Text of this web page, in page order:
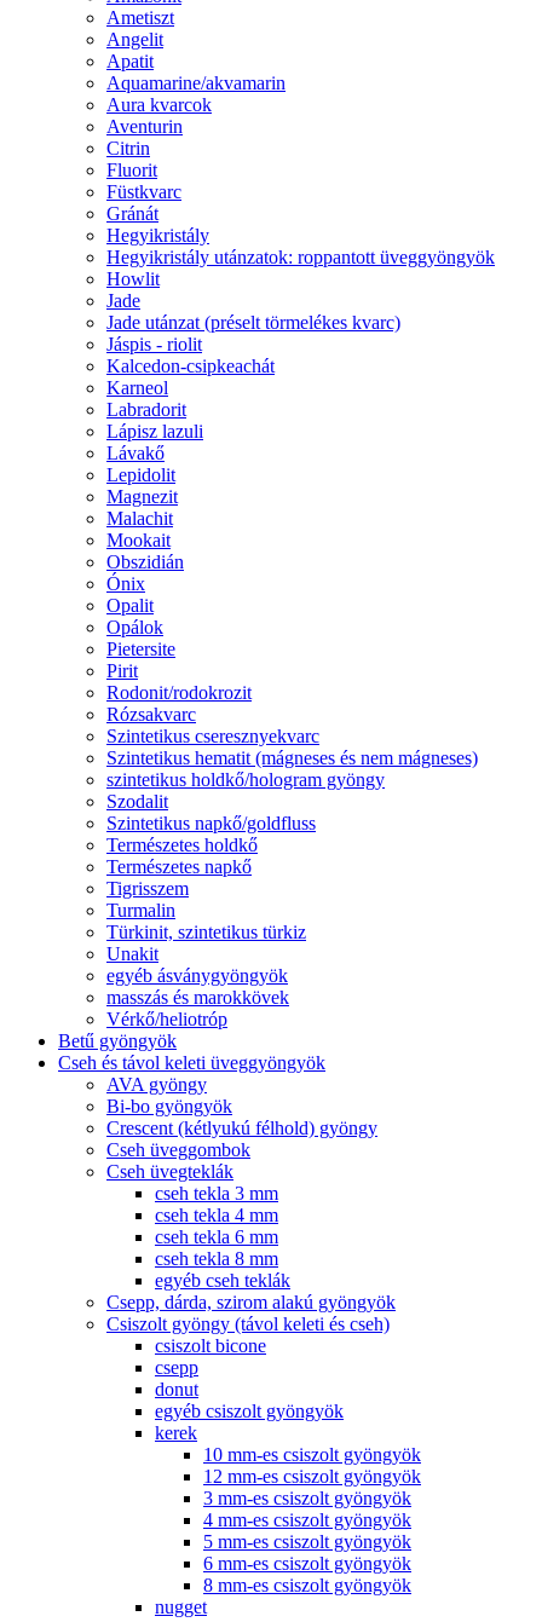
Ametiszt
Angelit
Apatit
Aquamarine/akvamarin
Aura kvarcok
Aventurin
Citrin
Fluorit
Füstkvarc
Gránát
Hegyikristály
Hegyikristály utánzatok: roppantott üveggyöngyök
Howlit
Jade
Jade utánzat (préselt törmelékes kvarc)
Jáspis - riolit
Kalcedon-csipkeachát
Karneol
Labradorit
Lápisz lazuli
Lávakő
Lepidolit
Magnezit
Malachit
Mookait
Obszidián
Ónix
Opalit
Opálok
Pietersite
Pirit
Rodonit/rodokrozit
Rózsakvarc
Szintetikus cseresznyekvarc
Szintetikus hematit (mágneses és nem mágneses)
szintetikus holdkő/hologram gyöngy
Szodalit
Szintetikus napkő/goldfluss
Természetes holdkő
Természetes napkő
Tigrisszem
Turmalin
Türkinit, szintetikus türkiz
Unakit
egyéb ásványgyöngyök
masszás és marokkövek
Vérkő/heliotróp
Betű gyöngyök
Cseh és távol keleti üveggyöngyök
AVA gyöngy
Bi-bo gyöngyök
Crescent (kétlyukú félhold) gyöngy
Cseh üveggombok
Cseh üvegteklák
cseh tekla 3 mm
cseh tekla 4 mm
cseh tekla 6 mm
cseh tekla 8 mm
egyéb cseh teklák
Csepp, dárda, szirom alakú gyöngyök
Csiszolt gyöngy (távol keleti és cseh)
csiszolt bicone
csepp
donut
egyéb csiszolt gyöngyök
kerek
10 mm-es csiszolt gyöngyök
12 mm-es csiszolt gyöngyök
3 mm-es csiszolt gyöngyök
4 mm-es csiszolt gyöngyök
5 mm-es csiszolt gyöngyök
6 mm-es csiszolt gyöngyök
8 mm-es csiszolt gyöngyök
nugget